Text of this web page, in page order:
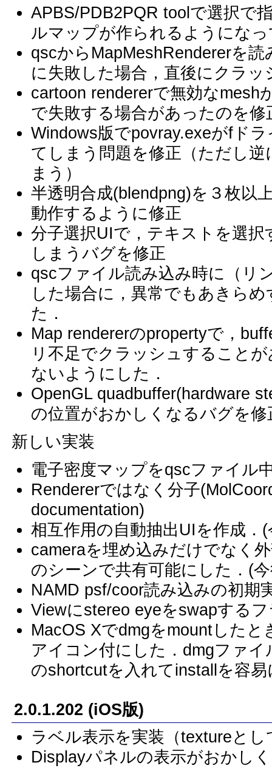
APBS/PDB2PQR toolで選択で
ルマップが作られるようにな
qscからMapMeshRendererを
に失敗した場合，直後にクラ
cartoon rendererで無効なmesh
で失敗する場合があったのを修
Windows版でpovray.exeがfド
てしまう問題を修正（ただし
まう）
半透明合成(blendpng)を３枚以
動作するように修正
分子選択UIで，テキストを選
しまうバグを修正
qscファイル読み込み時に（リ
した場合に，異常でもあきら
た．
Map rendererのpropertyで，
リ不足でクラッシュすること
ないようにした．
OpenGL quadbuffer(hardware
の位置がおかしくなるバグを修
新しい実装
電子密度マップをqscファイル
Rendererではなく分子
documentation)
相互作用の自動抽出UIを作成．
cameraを埋め込みだけでなく
のシーンで共有可能にした．(
NAMD psf/coor読み込みの初期
Viewにstereo eyeをswapする
MacOS Xでdmgをmountした
アイコン付にした．dmgファ
のshortcutを入れてinstallを容
2.0.1.202 (iOS版)
ラベル表示を実装（textureとし
Displayパネルの表示がおかし